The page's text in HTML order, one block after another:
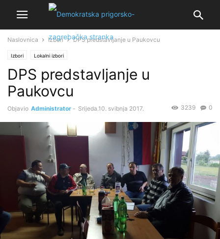
Naslovnica Izbori DPS predstavljanje u Paukovcu
Izbori Lokalni izbori
DPS predstavljanje u
Paukovcu
Objavio Administrator - Srijeda.10. svibnja 2017. 0
3239